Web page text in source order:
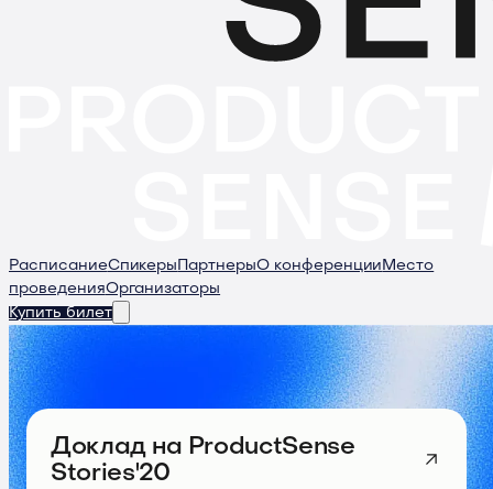
РасписаниеСпикеры ПартнерыО конференции Место
проведенияОрганизаторы
Купить билет
Доклад на ProductSense
Stories'20